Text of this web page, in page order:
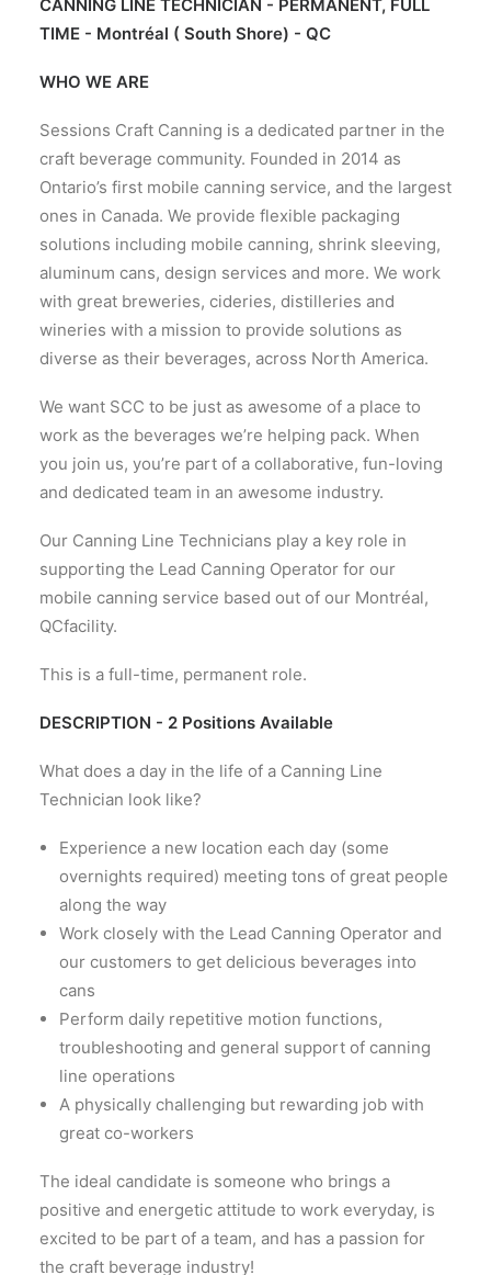
CANNING LINE TECHNICIAN - PERMANENT, FULL
TIME - Montréal ( South Shore) - QC
WHO WE ARE
Sessions Craft Canning is a dedicated partner in the
craft beverage community. Founded in 2014 as
Ontario’s first mobile canning service, and the largest
ones in Canada. We provide flexible packaging
solutions including mobile canning, shrink sleeving,
aluminum cans, design services and more. We work
with great breweries, cideries, distilleries and
wineries with a mission to provide solutions as
diverse as their beverages, across North America.
We want SCC to be just as awesome of a place to
work as the beverages we’re helping pack. When
you join us, you’re part of a collaborative, fun-loving
and dedicated team in an awesome industry.
Our Canning Line Technicians play a key role in
supporting the Lead Canning Operator for our
mobile canning service based out of our Montréal,
QCfacility.
This is a full-time, permanent role.
DESCRIPTION - 2 Positions Available
What does a day in the life of a Canning Line
Technician look like?
Experience a new location each day (some
overnights required) meeting tons of great people
along the way
Work closely with the Lead Canning Operator and
our customers to get delicious beverages into
cans
Perform daily repetitive motion functions,
troubleshooting and general support of canning
line operations
A physically challenging but rewarding job with
great co-workers
The ideal candidate is someone who brings a
positive and energetic attitude to work everyday, is
excited to be part of a team, and has a passion for
the craft beverage industry!